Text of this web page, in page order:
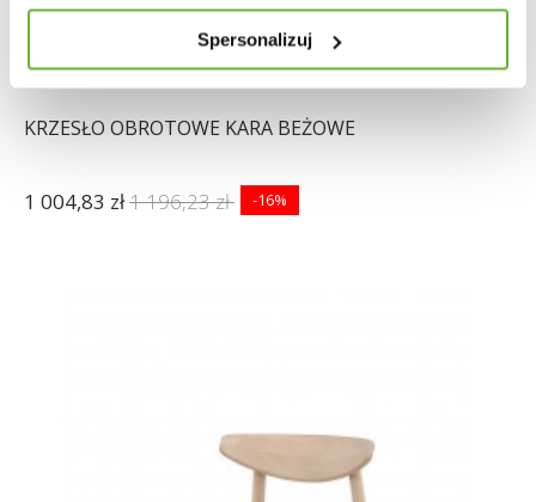
Spersonalizuj
KRZESŁO OBROTOWE KARA BEŻOWE
1 004,83 zł1 196,23 zł -16%